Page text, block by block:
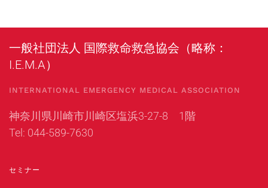
一般社団法人 国際救命救急協会（略称：
I.E.M.A）
INTERNATIONAL EMERGENCY MEDICAL ASSOCIATION
神奈川県川崎市川崎区塩浜3-27-8 1階
Tel: 044-589-7630
セミナー